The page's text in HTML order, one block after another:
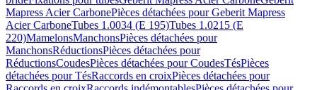
Mapress Acier CarbonePièces détachées pour Geberit Mapress
Acier CarboneTubes 1.0034 (E 195)Tubes 1.0215 (E
220)MamelonsManchonsPièces détachées pour
ManchonsRéductionsPièces détachées pour
RéductionsCoudesPièces détachées pour CoudesTésPièces
détachées pour TésRaccords en croixPièces détachées pour